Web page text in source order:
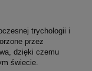
trychologii i
przez
dzięki czemu
świecie.